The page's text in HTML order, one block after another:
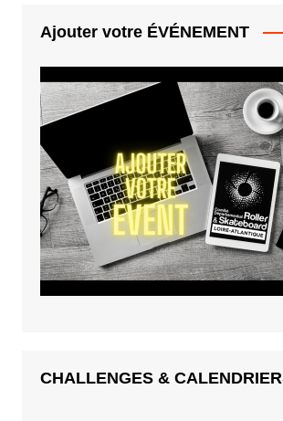
Ajouter votre ÉVÉNEMENT
CHALLENGES &